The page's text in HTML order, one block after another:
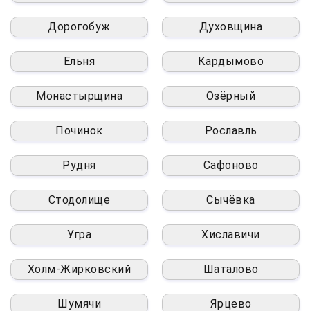
Дорогобуж Духовщина
Ельня Кардымово
Монастырщина Озёрный
Починок Рославль
Рудня Сафоново
Стодолище Сычёвка
Угра Хиславичи
Холм-Жирковский Шаталово
Шумячи Ярцево